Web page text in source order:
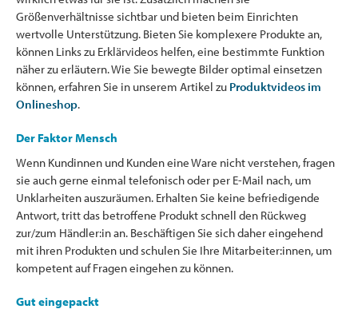
Größenverhältnisse sichtbar und bieten beim Einrichten
wertvolle Unterstützung. Bieten Sie komplexere Produkte an,
können Links zu Erklärvideos helfen, eine bestimmte Funktion
näher zu erläutern. Wie Sie bewegte Bilder optimal einsetzen
können, erfahren Sie in unserem Artikel zu Produktvideos im
Onlineshop.
Der Faktor Mensch
Wenn Kundinnen und Kunden eine Ware nicht verstehen, fragen
sie auch gerne einmal telefonisch oder per E-Mail nach, um
Unklarheiten auszuräumen. Erhalten Sie keine befriedigende
Antwort, tritt das betroffene Produkt schnell den Rückweg
zur/zum Händler:in an. Beschäftigen Sie sich daher eingehend
mit ihren Produkten und schulen Sie Ihre Mitarbeiter:innen, um
kompetent auf Fragen eingehen zu können.
Gut eingepackt